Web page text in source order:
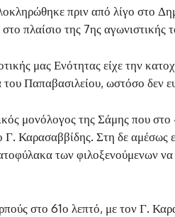
πριν από λίγο στο
πλαίσιο της 7ης αγωνιστικής
μας Ενότητας είχε την
Παπαβασιλείου, ωστόσο δεν
μονόλογος της Σάμης που στο
Γ. Καρασαββίδης. Στη δε
των φιλοξενούμενων
στο 61ο λεπτό, με τον Γ.